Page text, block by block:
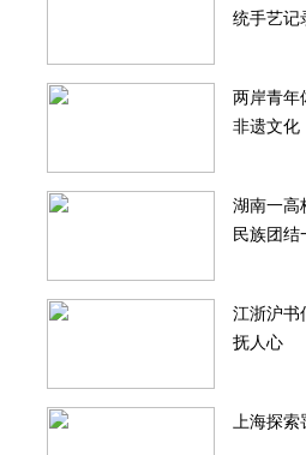
统手艺记
两岸青年
非遗文化
湖南一高
民族团结
江浙沪书
抚人心
上海探